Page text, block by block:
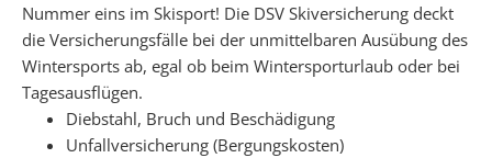
Nummer eins im Skisport! Die DSV Skiversicherung deckt
die Versicherungsfälle bei der unmittelbaren Ausübung des
Wintersports ab, egal ob beim Wintersporturlaub oder bei
Tagesausflügen.
Diebstahl, Bruch und Beschädigung
Unfallversicherung (Bergungskosten)